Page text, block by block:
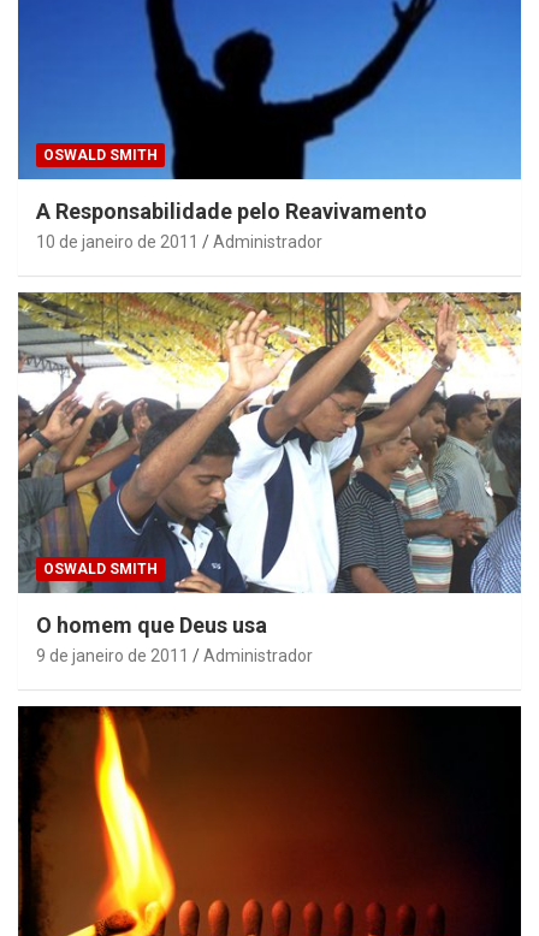
OSWALD SMITH
A Responsabilidade pelo Reavivamento
10 de janeiro de 2011 Administrador
OSWALD SMITH
O homem que Deus usa
9 de janeiro de 2011 Administrador